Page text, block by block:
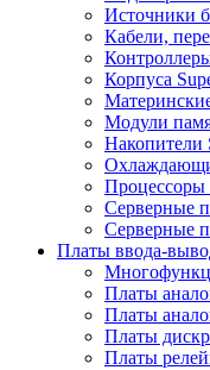
Источники
Кабели,
Корпуса
Модули
Накопители
Процессоры
Серверные
Серверные
Платы ввода-
Платы
Платы
Платы
Платы